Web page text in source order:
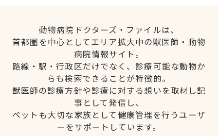
動物病院ドクターズ・ファイルは、
首都圏を中心としてエリア拡大中の獣医師・動物
病院情報サイト。
路線・駅・行政区だけでなく、診療可能な動物か
らも検索できることが特徴的。
獣医師の診療方針や診療に対する想いを取材し記
事として発信し、
ペットも大切な家族として健康管理を行うユーザ
ーをサポートしています。